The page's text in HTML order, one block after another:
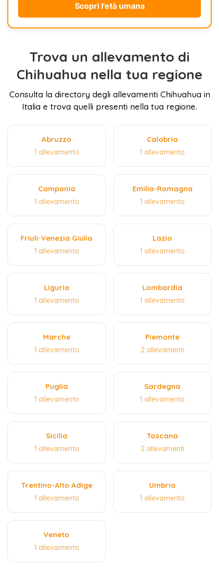
Scopri l'età umana
Trova un allevamento di
Chihuahua nella tua regione
Consulta la directory degli allevamenti Chihuahua in
Italia e trova quelli presenti nella tua regione.
Abruzzo
1 allevamento
Calabria
1 allevamento
Campania
1 allevamento
Emilia-Romagna
1 allevamento
Friuli-Venezia Giulia
1 allevamento
Lazio
1 allevamento
Liguria
1 allevamento
Lombardia
1 allevamento
Marche
1 allevamento
Piemonte
2 allevamenti
Puglia
1 allevamento
Sardegna
1 allevamento
Sicilia
1 allevamento
Toscana
2 allevamenti
Trentino-Alto Adige
1 allevamento
Umbria
1 allevamento
Veneto
1 allevamento